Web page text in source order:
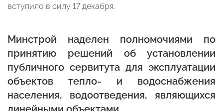
вступило в силу 17 декабря.
Минстрой наделен полномочиями по
принятию решений об установлении
публичного сервитута для эксплуатации
объектов тепло- и водоснабжения
населения, водоотведения, являющихся